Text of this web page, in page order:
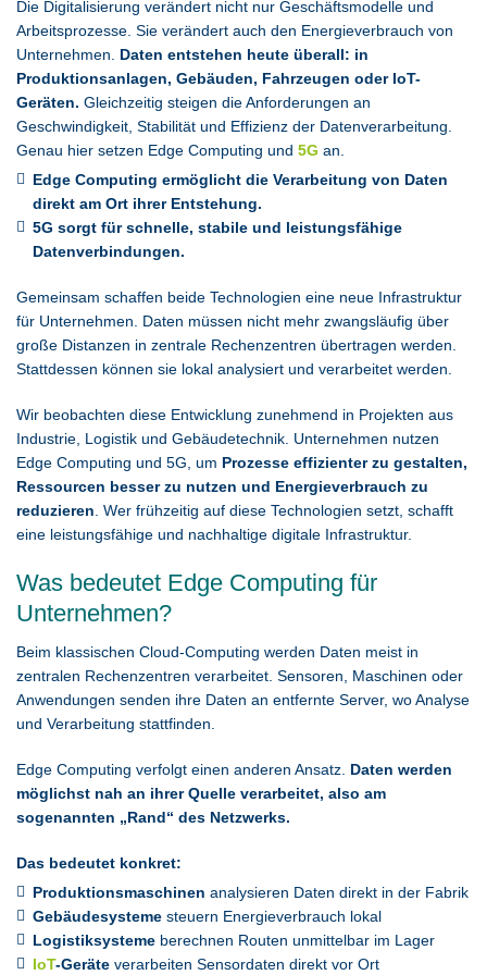
Die Digitalisierung verändert nicht nur Geschäftsmodelle und
Arbeitsprozesse. Sie verändert auch den Energieverbrauch von
Unternehmen. Daten entstehen heute überall: in
Produktionsanlagen, Gebäuden, Fahrzeugen oder IoT-
Geräten. Gleichzeitig steigen die Anforderungen an
Geschwindigkeit, Stabilität und Effizienz der Datenverarbeitung.
Genau hier setzen Edge Computing und 5G an.
Edge Computing ermöglicht die Verarbeitung von Daten
direkt am Ort ihrer Entstehung.
5G sorgt für schnelle, stabile und leistungsfähige
Datenverbindungen.
Gemeinsam schaffen beide Technologien eine neue Infrastruktur
für Unternehmen. Daten müssen nicht mehr zwangsläufig über
große Distanzen in zentrale Rechenzentren übertragen werden.
Stattdessen können sie lokal analysiert und verarbeitet werden.
Wir beobachten diese Entwicklung zunehmend in Projekten aus
Industrie, Logistik und Gebäudetechnik. Unternehmen nutzen
Edge Computing und 5G, um Prozesse effizienter zu gestalten,
Ressourcen besser zu nutzen und Energieverbrauch zu
reduzieren . Wer frühzeitig auf diese Technologien setzt, schafft
eine leistungsfähige und nachhaltige digitale Infrastruktur.
Was bedeutet Edge Computing für
Unternehmen?
Beim klassischen Cloud-Computing werden Daten meist in
zentralen Rechenzentren verarbeitet. Sensoren, Maschinen oder
Anwendungen senden ihre Daten an entfernte Server, wo Analyse
und Verarbeitung stattfinden.
Edge Computing verfolgt einen anderen Ansatz. Daten werden
möglichst nah an ihrer Quelle verarbeitet, also am
sogenannten „Rand“ des Netzwerks.
Das bedeutet konkret:
Produktionsmaschinen analysieren Daten direkt in der Fabrik
Gebäudesysteme steuern Energieverbrauch lokal
Logistiksysteme berechnen Routen unmittelbar im Lager
IoT-Geräte verarbeiten Sensordaten direkt vor Ort